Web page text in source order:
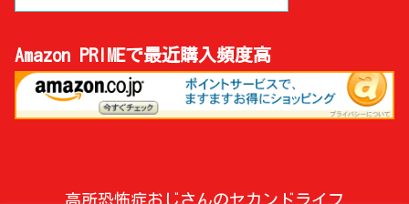
Amazon PRIMEで最近購入頻度高
高所恐怖症おじさんのセカンドライフ